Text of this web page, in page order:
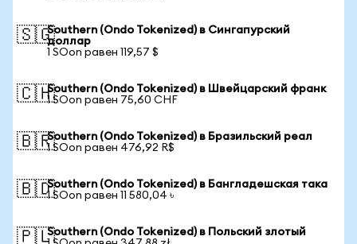
🇸🇬Southern (Ondo Tokenized) в Сингапурский
доллар
1 SOon равен 119,57 $
🇨🇭Southern (Ondo Tokenized) в Швейцарский франк
1 SOon равен 75,60 CHF
🇧🇷Southern (Ondo Tokenized) в Бразильский реал
1 SOon равен 476,92 R$
🇧🇩Southern (Ondo Tokenized) в Бангладешская така
1 SOon равен 11 580,04 ৳
🇵🇱Southern (Ondo Tokenized) в Польский злотый